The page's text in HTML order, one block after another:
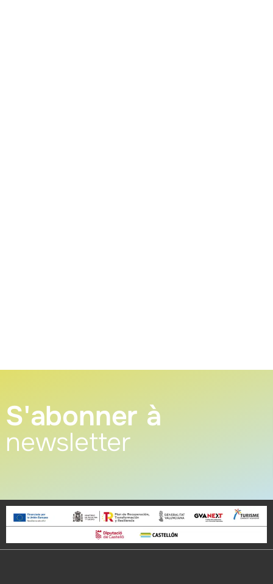
S'abonner à
newsletter